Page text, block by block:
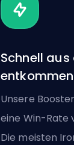
Schnell
entkommen
Unsere
eine Win-Rate
Die meisten